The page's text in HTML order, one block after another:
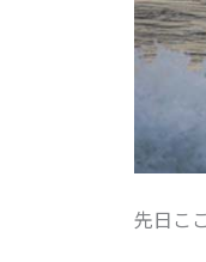
先日こ